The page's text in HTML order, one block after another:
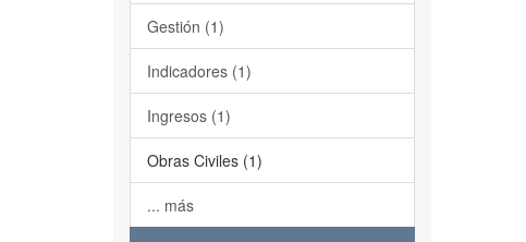
Gestión (1)
Indicadores (1)
Ingresos (1)
Obras Civiles (1)
... más